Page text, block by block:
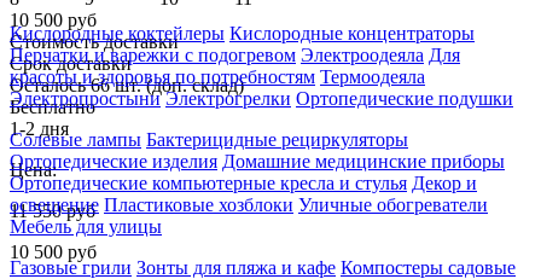
Кислородные коктейлеры Кислородные концентраторы
Перчатки и варежки с подогревом Электроодеяла Для
красоты и здоровья по потребностям Термоодеяла
Электропростыни Электрогрелки Ортопедические подушки
Солевые лампы Бактерицидные рециркуляторы
Ортопедические изделия Домашние медицинские приборы
Ортопедические компьютерные кресла и стулья Декор и
освещение Пластиковые хозблоки Уличные обогреватели
Мебель для улицы
Газовые грили Зонты для пляжа и кафе Компостеры садовые
10 500 руб
Стоимость доставки
Срок доставки
Осталось 66 шт. (доп. склад)
Бесплатно
1-2 дня
Цена:
11 550руб
10 500 руб